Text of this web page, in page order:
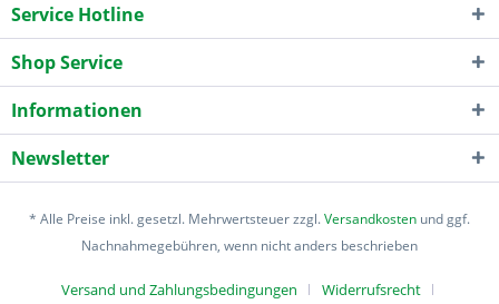
Service Hotline
Shop Service
Informationen
Newsletter
* Alle Preise inkl. gesetzl. Mehrwertsteuer zzgl.Versandkosten und ggf.
Nachnahmegebühren, wenn nicht anders beschrieben
Versand und Zahlungsbedingungen Widerrufsrecht